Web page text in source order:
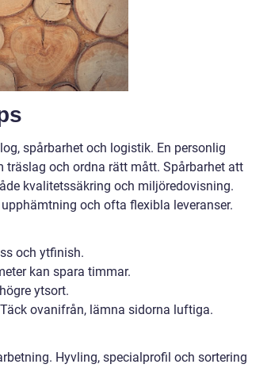
spårbarhet och logistik. En personlig
träslag och ordna rätt mått. Spårbarhet att
kvalitetssäkring och miljöredovisning.
och ofta flexibla leveranser.
och ytfinish.
kan spara timmar.
ytsort.
ovanifrån, lämna sidorna luftiga.
Hyvling, specialprofil och sortering